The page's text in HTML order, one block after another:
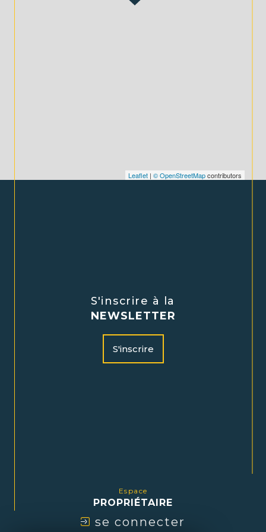
Leaflet | © OpenStreetMapcontributors
S'inscrire à la
NEWSLETTER
S'inscrire
Espace
PROPRIÉTAIRE
se connecter